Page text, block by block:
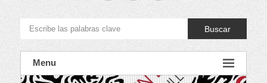
Buscar
Menu